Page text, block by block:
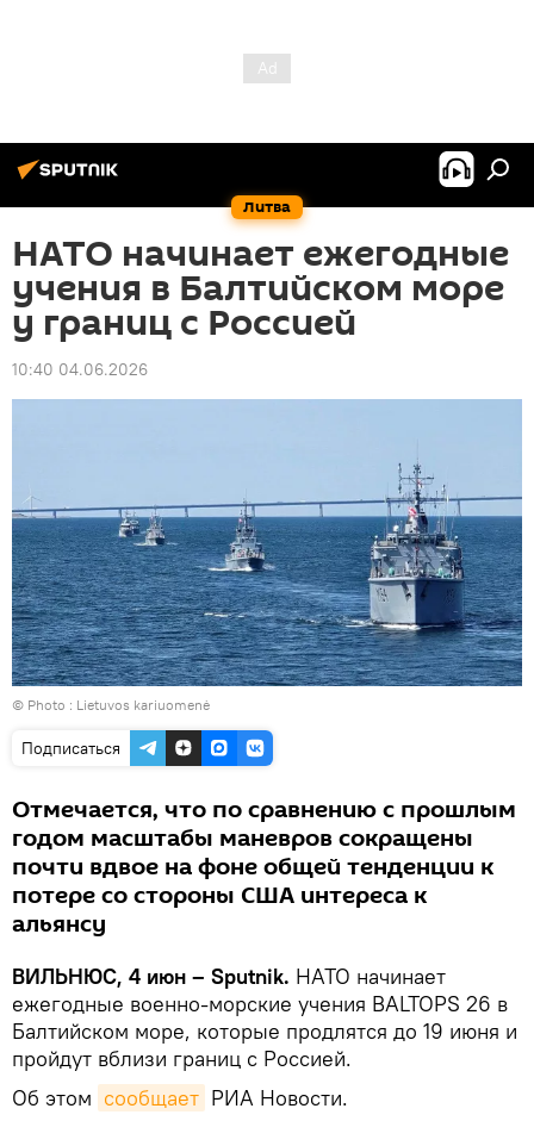
Литва
НАТО начинает ежегодные
учения в Балтийском море
у границ с Россией
10:40 04.06.2026
© Photo : Lietuvos kariuomenė
Подписаться
Отмечается, что по сравнению с прошлым
годом масштабы маневров сокращены
почти вдвое на фоне общей тенденции к
потере со стороны США интереса к
альянсу
ВИЛЬНЮС, 4 июн – Sputnik. НАТО начинает
ежегодные военно-морские учения BALTOPS 26 в
Балтийском море, которые продлятся до 19 июня и
пройдут вблизи границ с Россией.
Об этом сообщает РИА Новости.